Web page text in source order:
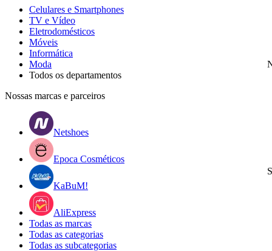
Celulares e Smartphones
TV e Vídeo
Eletrodomésticos
Móveis
Informática
Moda
Todos os departamentos
Nossas marcas e parceiros
Netshoes
Epoca Cosméticos
KaBuM!
AliExpress
Todas as marcas
Todas as categorias
Todas as subcategorias